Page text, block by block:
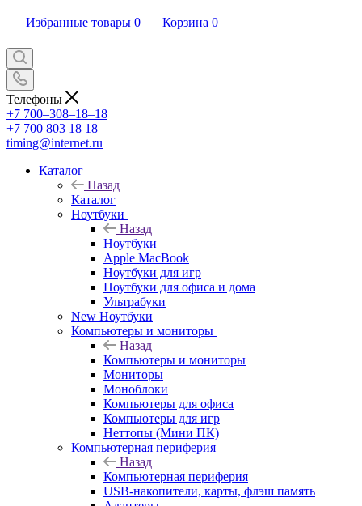
Избранные товары 0 Корзина 0
Телефоны
+7 700‒308‒18‒18
+7 700 803 18 18
timing@internet.ru
Каталог
Назад
Каталог
Ноутбуки
Назад
Ноутбуки
Apple MacBook
Ноутбуки для игр
Ноутбуки для офиса и дома
Ультрабуки
New Ноутбуки
Компьютеры и мониторы
Назад
Компьютеры и мониторы
Мониторы
Моноблоки
Компьютеры для офиса
Компьютеры для игр
Неттопы (Мини ПК)
Компьютерная периферия
Назад
Компьютерная периферия
USB-накопители, карты, флэш память